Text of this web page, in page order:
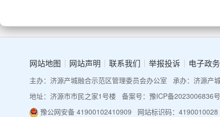
网站地图 网站声明 联系我们 举报投诉 电子政
主办：济源产城融合示范区管理委员会办公室
承办：济源产
地址：济源市市民之家1号楼 备案号：豫ICP备2023006836
豫公网安备 41900102410909
网站标识码：4190010028